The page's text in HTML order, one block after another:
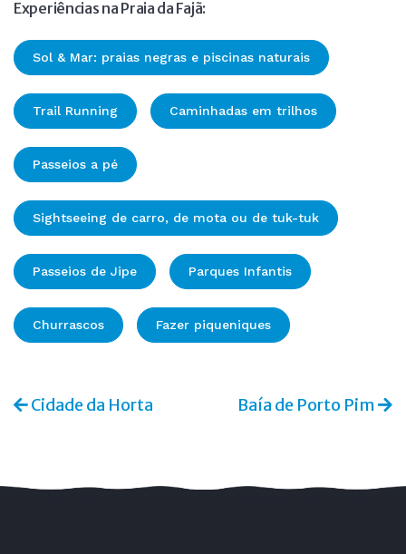
Experiências na Praia da Fajã:
Sol & Mar: praias negras e piscinas naturais
Trail Running Caminhadas em trilhos
Passeios a pé
Sightseeing de carro, de mota ou de tuk-tuk
Passeios de Jipe Parques Infantis
Churrascos Fazer piqueniques
Cidade da Horta Baía de Porto Pim